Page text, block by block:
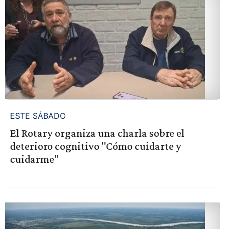
ESTE SÁBADO
El Rotary organiza una charla sobre el
deterioro cognitivo "Cómo cuidarte y
cuidarme"